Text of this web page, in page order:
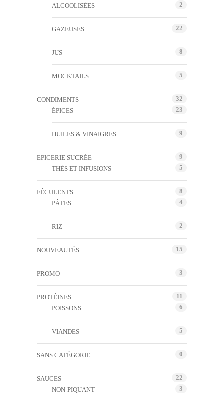
ALCOOLISÉES
2
GAZEUSES 22
JUS 8
MOCKTAILS 5
CONDIMENTS
32
ÉPICES
23
HUILES & VINAIGRES 9
EPICERIE SUCRÉE
9
THÉS ET INFUSIONS
5
FÉCULENTS
8
PÂTES
4
RIZ 2
NOUVEAUTÉS 15
PROMO 3
PROTÉINES
11
POISSONS
6
VIANDES 5
SANS CATÉGORIE 0
SAUCES
22
NON-PIQUANT
3